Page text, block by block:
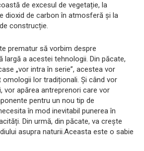
de excesul de vegetație, la
dioxid de carbon în atmosferă și la
construcție.
prematur să vorbim despre
largă a acestei tehnologii. Din păcate,
„vor intra în serie”, acestea vor
lor tradiționali. Și când vor
vor apărea antreprenori care vor
pentru un nou tip de
în mod inevitabil punerea în
Din urmă, din păcate, va crește
asupra naturii.Aceasta este o sabie